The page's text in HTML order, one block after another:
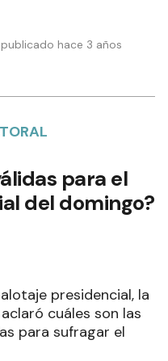
hace 3 años
para el
del domingo?
presidencial, la
cuáles son las
para sufragar el